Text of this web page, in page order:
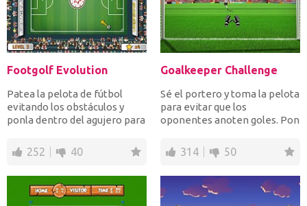
Footgolf Evolution
Patea la pelota de fútbol
evitando los obstáculos y
ponla dentro del agujero para
252 40
Goalkeeper Challenge
Sé el portero y toma la pelota
para evitar que los
oponentes anoten goles. Pon
314 50